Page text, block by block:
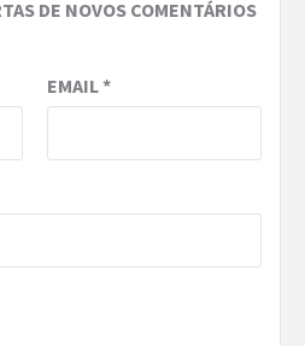
DE NOVOS COMENTÁRIOS
EMAIL*